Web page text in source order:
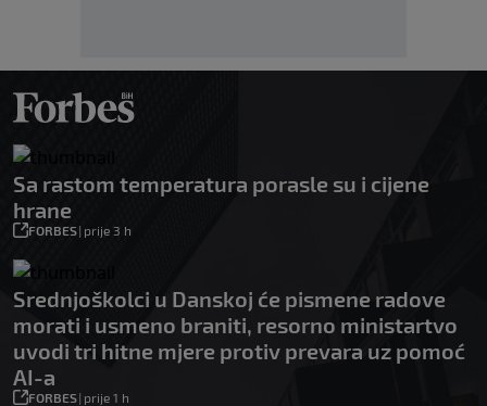
Sa rastom temperatura porasle su i cijene
hrane
FORBES| prije 3 h
Srednjoškolci u Danskoj će pismene radove
morati i usmeno braniti, resorno ministartvo
uvodi tri hitne mjere protiv prevara uz pomoć
AI-a
FORBES| prije 1 h